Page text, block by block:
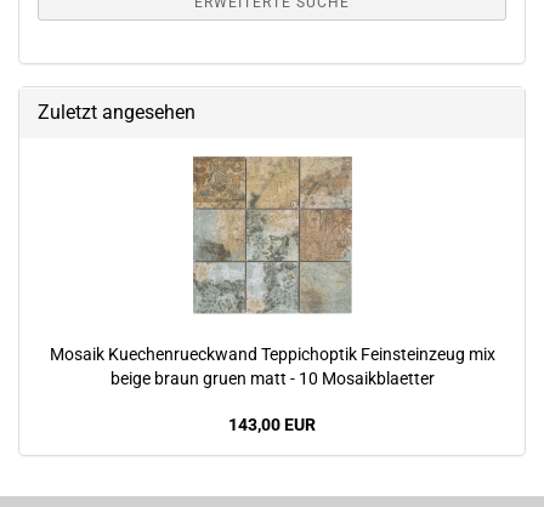
Zuletzt angesehen
Mosaik Kuechenrueckwand Teppichoptik Feinsteinzeug mix
beige braun gruen matt - 10 Mosaikblaetter
143,00 EUR